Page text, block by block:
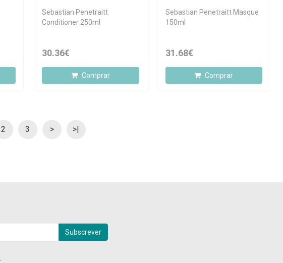
Sebastian Penetraitt
Conditioner 250ml
30.36€
Comprar
Sebastian Penetraitt Masque
150ml
31.68€
Comprar
2 3 > >|
Subscrever